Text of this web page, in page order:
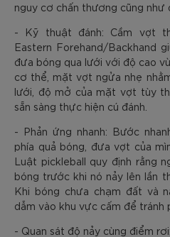
nguy cơ chấn thương cũng như
- Kỹ thuật đánh: Cầm vợt
Eastern Forehand/Backhand
đưa bóng qua lưới với độ cao
cơ thể, mặt vợt ngửa nhẹ
lưới, độ mở của mặt vợt tùy
sẵn sàng thực hiện cú đánh.
- Phản ứng nhanh: Bước
phía quả bóng, đưa vợt của
Luật pickleball quy định rằng
bóng trước khi nó nảy lên lần
Khi bóng chưa chạm đất và
dẫm vào khu vực cấm để tránh
- Quan sát độ nảy cùng điểm